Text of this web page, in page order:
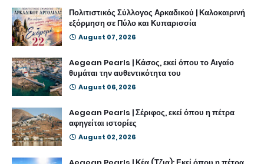
Πολιτιστικός Σύλλογος Αρκαδικού | Καλοκαιρινή
εξόρμηση σε Πύλο και Κυπαρισσία
August 07, 2026
Aegean Pearls | Κάσος, εκεί όπου το Αιγαίο
θυμάται την αυθεντικότητα του
August 06, 2026
Aegean Pearls | Σέριφος, εκεί όπου η πέτρα
αφηγείται ιστορίες
August 02, 2026